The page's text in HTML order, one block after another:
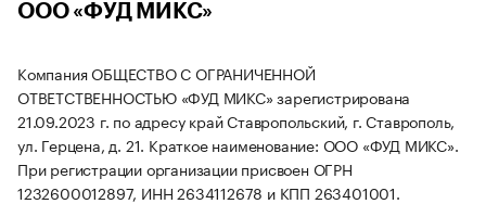
ООО «ФУД МИКС»
Компания ОБЩЕСТВО С ОГРАНИЧЕННОЙ
ОТВЕТСТВЕННОСТЬЮ «ФУД МИКС» зарегистрирована
21.09.2023 г. по адресу край Ставропольский, г. Ставрополь,
ул. Герцена, д. 21. Краткое наименование: ООО «ФУД МИКС».
При регистрации организации присвоен ОГРН
1232600012897, ИНН 2634112678 и КПП 263401001.